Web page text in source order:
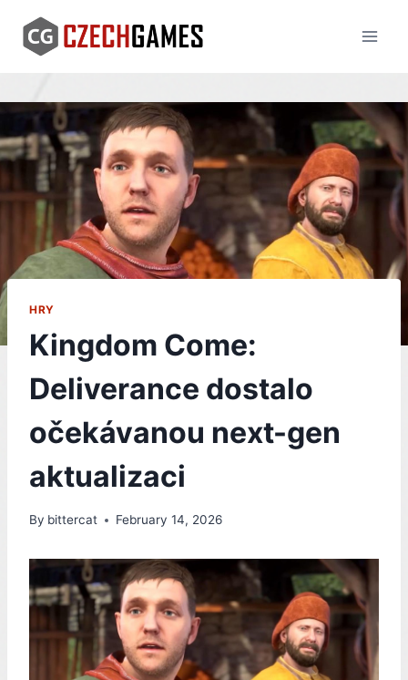
content
HRY
Kingdom Come:
Deliverance dostalo
očekávanou next-gen
aktualizaci
By bittercat February 14, 2026